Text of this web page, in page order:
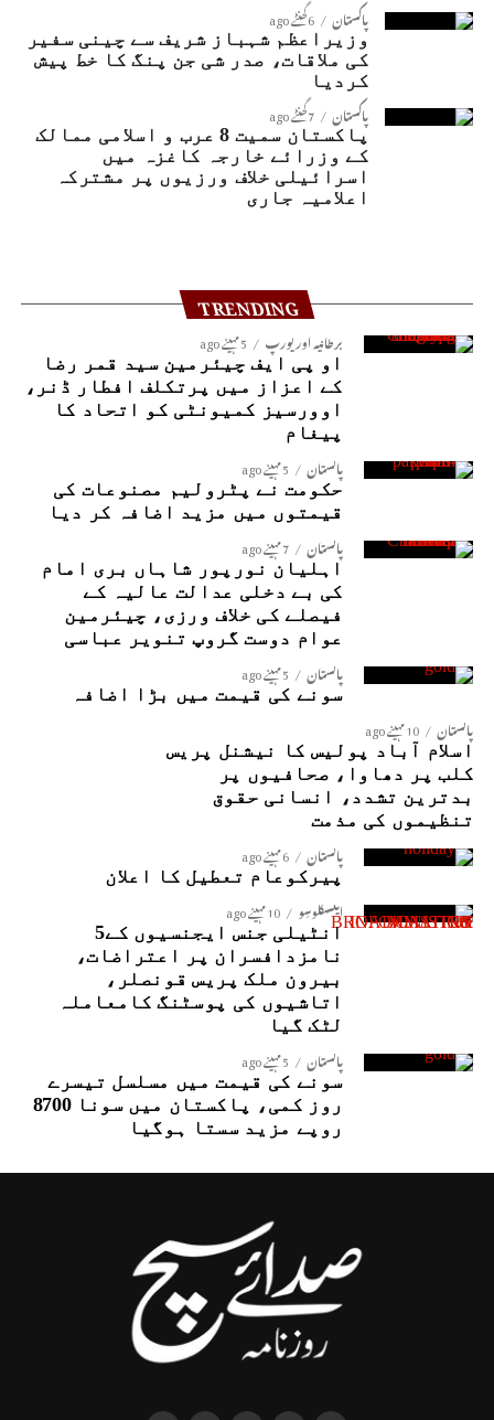
پاکستان 6 گھنٹے ago
وزیراعظم شہباز شریف سے چینی سفیر
کی ملاقات، صدر شی جن پنگ کا خط پیش
کردیا
پاکستان 7 گھنٹے ago
پاکستان سمیت 8 عرب و اسلامی ممالک
کے وزرائے خارجہ کاغزہ میں
اسرائیلی خلاف ورزیوں پر مشترکہ
اعلامیہ جاری
TRENDING
برطانیہ اور یورپ 5 مہینے ago
او پی ایف چیئرمین سید قمر رضا
کے اعزاز میں پرتکلف افطار ڈنر،
اوورسیز کمیونٹی کو اتحاد کا
پیغام
پاکستان 5 مہینے ago
حکومت نے پٹرولیم مصنوعات کی
قیمتوں میں مزید اضافہ کر دیا
پاکستان 7 مہینے ago
اہلیان نورپور شاہاں بری امام
کی بے دخلی عدالت عالیہ کے
فیصلے کی خلاف ورزی، چیئرمین
عوام دوست گروپ تنویر عباسی
پاکستان 5 مہینے ago
سونے کی قیمت میں بڑا اضافہ
پاکستان 10 مہینے ago
اسلام آباد پولیس کا نیشنل پریس
کلب پر دھاوا، صحافیوں پر
بدترین تشدد، انسانی حقوق
تنظیموں کی مذمت
پاکستان 6 مہینے ago
پیرکوعام تعطیل کا اعلان
ایکسکلوسِو 10 مہینے ago
انٹیلی جنس ایجنسیوں کے5
نامزدافسران پر اعتراضات،
بیرون ملک پریس قونصلر،
اتاشیوں کی پوسٹنگ کامعاملہ
لٹک گیا
پاکستان 5 مہینے ago
سونے کی قیمت میں مسلسل تیسرے
روز کمی، پاکستان میں سونا 8700
روپے مزید سستا ہوگیا